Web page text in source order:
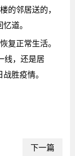
的邻居送的，
道。
复正常生活。
线，还是居
胜疫情。
下一篇